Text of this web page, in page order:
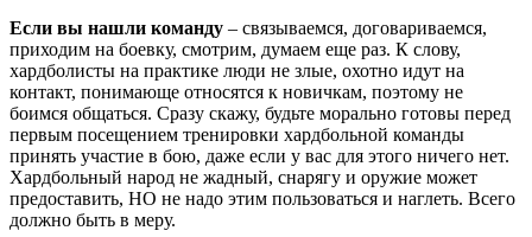
Если вы нашли команду – связываемся, договариваемся,
приходим на боевку, смотрим, думаем еще раз. К слову,
хардболисты на практике люди не злые, охотно идут на
контакт, понимающе относятся к новичкам, поэтому не
боимся общаться. Сразу скажу, будьте морально готовы перед
первым посещением тренировки хардбольной команды
принять участие в бою, даже если у вас для этого ничего нет.
Хардбольный народ не жадный, снарягу и оружие может
предоставить, НО не надо этим пользоваться и наглеть. Всего
должно быть в меру.